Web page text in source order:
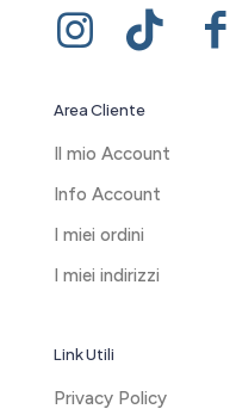
Area Cliente
Il mio Account
Info Account
I miei ordini
I miei indirizzi
Link Utili
Privacy Policy